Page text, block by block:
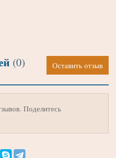
(0) Оставить отзыв
Поделитесь